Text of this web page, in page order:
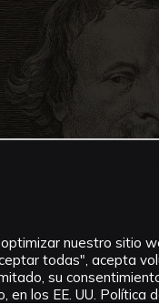
nuestro sitio
todas", acepta
su
los EE. UU. Política